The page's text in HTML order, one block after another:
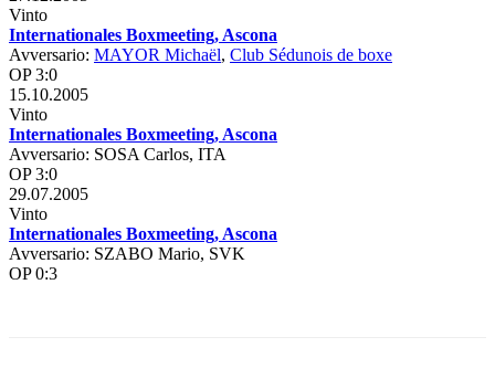
Vinto
Internationales Boxmeeting, Ascona
Avversario: MAYOR Michaël, Club Sédunois de boxe
OP 3:0
15.10.2005
Vinto
Internationales Boxmeeting, Ascona
Avversario: SOSA Carlos, ITA
OP 3:0
29.07.2005
Vinto
Internationales Boxmeeting, Ascona
Avversario: SZABO Mario, SVK
OP 0:3